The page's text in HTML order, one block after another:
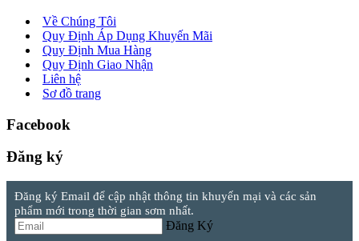
Về Chúng Tôi
Quy Định Áp Dụng Khuyến Mãi
Quy Định Mua Hàng
Quy Định Giao Nhận
Liên hệ
Sơ đồ trang
Facebook
Đăng ký
Đăng ký Email để cập nhật thông tin khuyến mại và các sản
phẩm mới trong thời gian sơm nhất.
Đăng Ký